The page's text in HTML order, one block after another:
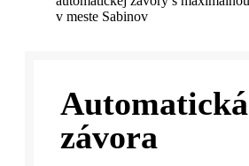
Automatická
závora